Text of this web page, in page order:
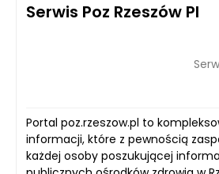
Serwis Poz Rzeszów Pl
Portal poz.rzeszow.pl to
informacji, które z pewnością
każdej osoby poszukującej